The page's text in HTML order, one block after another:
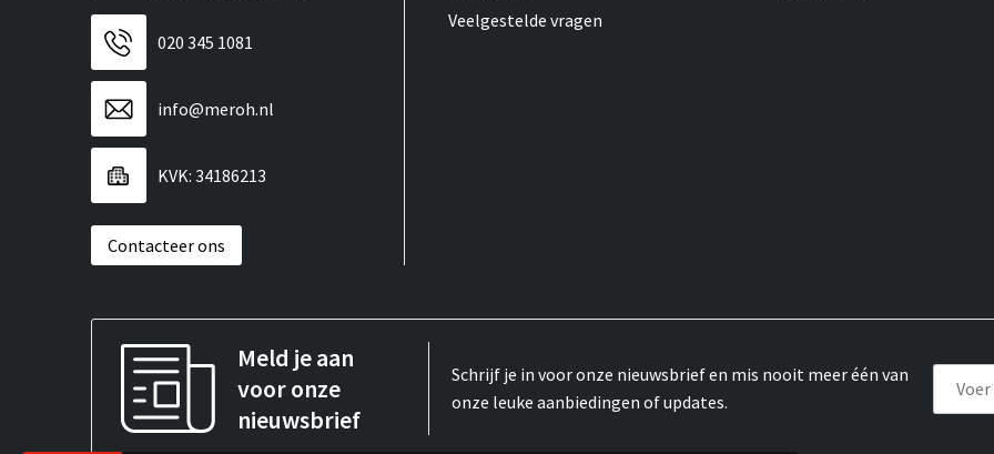
020 345 1081
info@meroh.nl
KVK: 34186213
Contacteer ons
Veelgestelde vragen
Meld je aan
voor onze
nieuwsbrief
Schrijf je in voor onze nieuwsbrief en mis nooit meer één van
onze leuke aanbiedingen of updates.